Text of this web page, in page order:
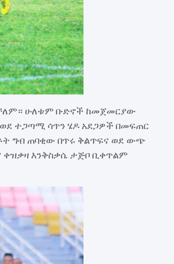
ሁለቱም ቡድኖች ከመጀመርያው
ተጋጣሚ ሳጥን ሄዶ አደጋዎች በመፍጠር
ግብ ጠባቂው በጥሩ ቅልጥፍና ወደ ውጭ
እንቅስቃሴ ታጅቦ ቢቀጥልም